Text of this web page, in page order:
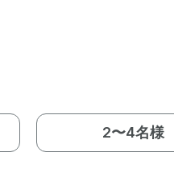
2〜4名様